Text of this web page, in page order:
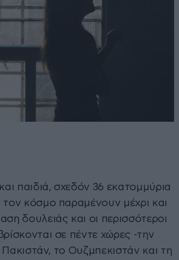
παιδιά, σχεδόν 36 εκατομμύρια
κόσμο παραμένουν μέχρι και
δουλειάς και οι περισσότεροι
σε πέντε χώρες -την
Πακιστάν, το Ουζμπεκιστάν και τη